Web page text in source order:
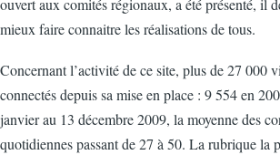
ouvert aux comités régionaux, a été présenté, il
mieux faire connaitre les réalisations de tous.
Concernant l’activité de ce site, plus de 27 000
connectés depuis sa mise en place : 9 554 en
janvier au 13 décembre 2009, la moyenne des
quotidiennes passant de 27 à 50. La rubrique la